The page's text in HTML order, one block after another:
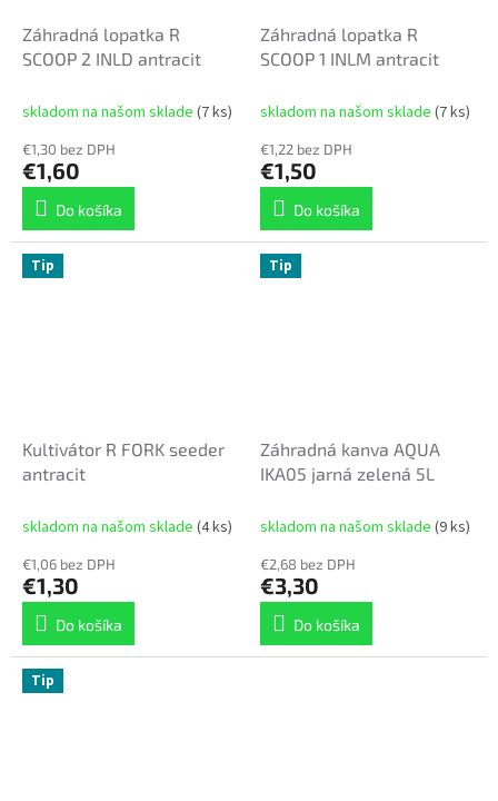
Záhradná lopatka R
SCOOP 2 INLD antracit
skladom na našom sklade (7 ks)
€1,30 bez DPH
€1,60
Do košíka
Záhradná lopatka R
SCOOP 1 INLM antracit
skladom na našom sklade (7 ks)
€1,22 bez DPH
€1,50
Do košíka
Tip
Kultivátor R FORK seeder
antracit
skladom na našom sklade (4 ks)
€1,06 bez DPH
€1,30
Do košíka
Tip
Záhradná kanva AQUA
IKA05 jarná zelená 5L
skladom na našom sklade (9 ks)
€2,68 bez DPH
€3,30
Do košíka
Tip